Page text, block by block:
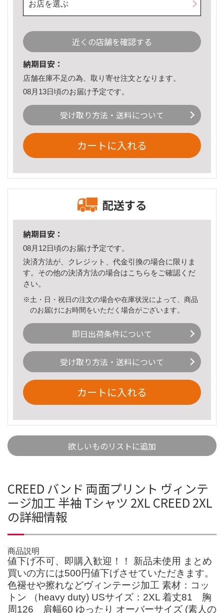
お店を選ぶ
近くの店舗を確認する
納期目安：
店舗在庫不足の為、取り寄せ注文となります。
08月13日頃のお届け予定です。
受け取り方法・送料について
カートに入れる
配送する
納期目安：
08月12日頃のお届け予定です。
決済方法が、クレジット、代金引換の場合に限りま
す。その他の決済方法の場合はこちら をご確認くだ
さい。
※土・日・祝日の注文の場合や在庫状況によって、商品
のお届けにお時間をいただく場合がございます。
即日出荷条件について
受け取り方法・送料について
カートに入れる
欲しいものリストに追加
CREED バンド 両面プリント ヴィンテ
ージ加工 半袖 Tシャツ 2XL CREED 2XL
の詳細情報
商品説明
値下げ不可、即購入歓迎！！ 新品未使用 まとめ
買いの方には500円値下げさせていただきます。
色褪せや擦れなどヴィンテージ加工 素材：コッ
トン （heavy duty) USサイズ：2XL 着丈81 胸
周126 肩幅60 ゆったり オーバーサイズ (素人の